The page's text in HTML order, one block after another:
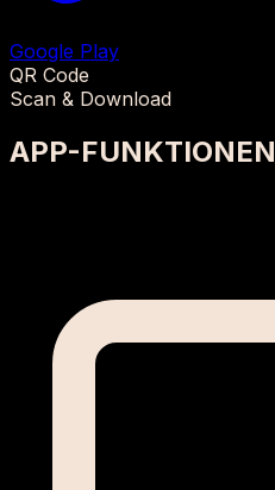
Google Play
QR Code
Scan & Download
APP-FUNKTIONEN